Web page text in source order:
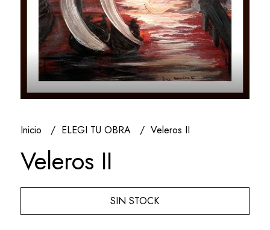
Inicio ELEGI TU OBRA Veleros II
Veleros II
SIN STOCK